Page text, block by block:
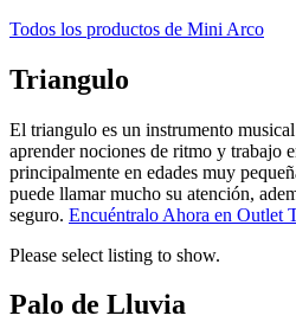
Todos los productos de Mini Arco
Triangulo
El triangulo es un instrumento
aprender nociones de ritmo y trabajo
principalmente en edades muy
puede llamar mucho su atención,
seguro. Encuéntralo Ahora en Outlet
Please select listing to show.
Palo de Lluvia